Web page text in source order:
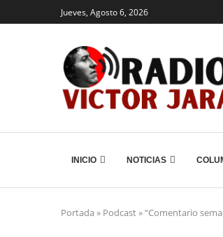
Jueves, Agosto 6, 2026
INICIO NOTICIAS
Portada » Podcast»“Comentario